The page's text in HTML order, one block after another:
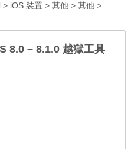
> iOS 裝置 >其他 >其他 >
8.0 – 8.1.0 越獄工具